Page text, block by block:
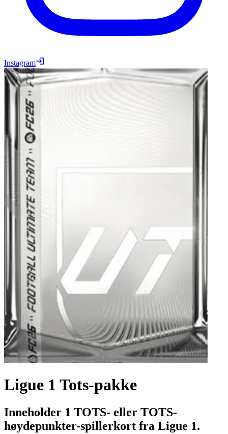
Instagram
Ligue 1 Tots-pakke
Inneholder 1 TOTS- eller TOTS-
høydepunkter-spillerkort fra Ligue 1.